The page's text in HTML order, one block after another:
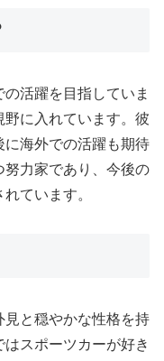
活躍を目指していま
に入れています。彼
海外での活躍も期待
努力家であり、今後の
ています。
と穏やかな性格を持
スポーツカーが好き